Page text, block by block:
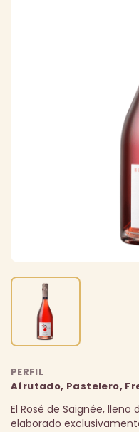
PERFIL
Afrutado, Pastelero,
El Rosé de Saignée,
elaborado